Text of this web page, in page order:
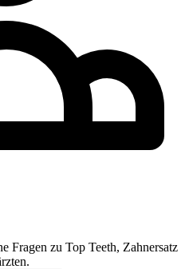
Fragen zu Top Teeth, Zahnersatz